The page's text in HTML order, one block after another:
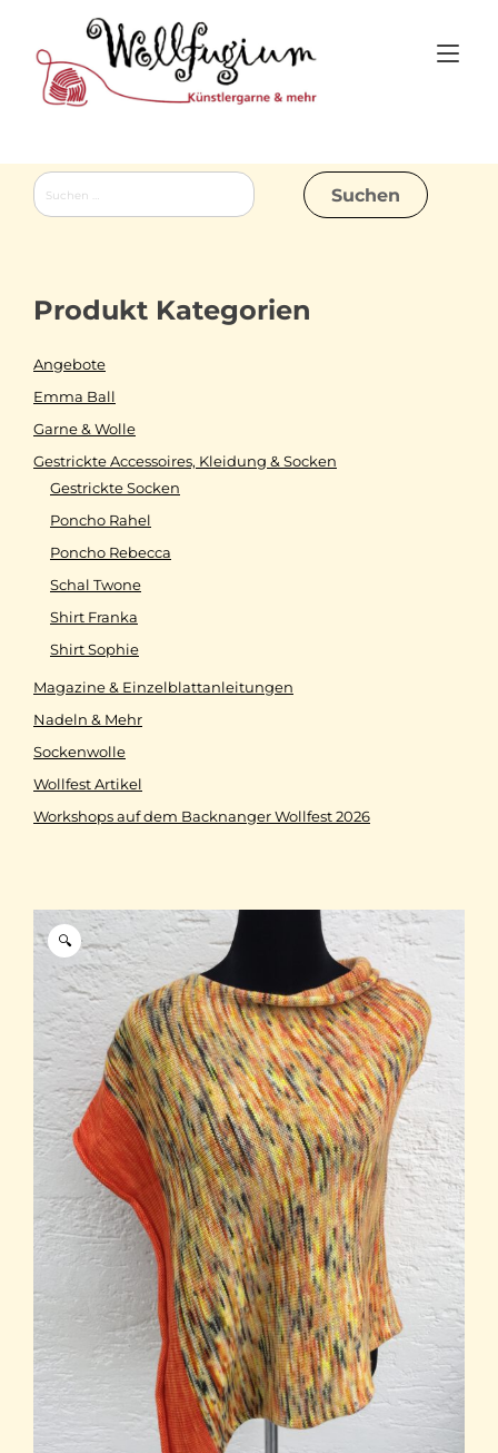
content
🔍
Suchen
nach:
Produkt Kategorien
Angebote
Emma Ball
Garne & Wolle
Gestrickte Accessoires, Kleidung & Socken
Gestrickte Socken
Poncho Rahel
Poncho Rebecca
Schal Twone
Shirt Franka
Shirt Sophie
Magazine & Einzelblattanleitungen
Nadeln & Mehr
Sockenwolle
Wollfest Artikel
Workshops auf dem Backnanger Wollfest 2026